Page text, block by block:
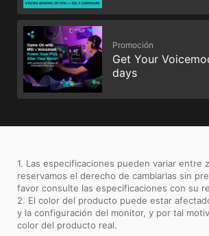
Promoción
Get Your
days
1. Las especificaciones pueden variar entre
reservamos el derecho de cambiarlas sin
favor consulte las especificaciones con su
2. El color del producto puede estar
y la configuración del monitor, y por tal
color del producto real.